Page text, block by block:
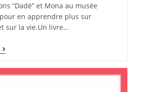
“Dadé” et Mona au musée
en apprendre plus sur
sur la vie.Un livre…